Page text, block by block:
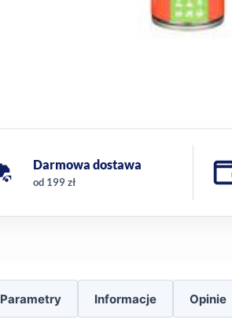
Darmowa dostawa
od 199 zł
Parametry Informacje Opinie